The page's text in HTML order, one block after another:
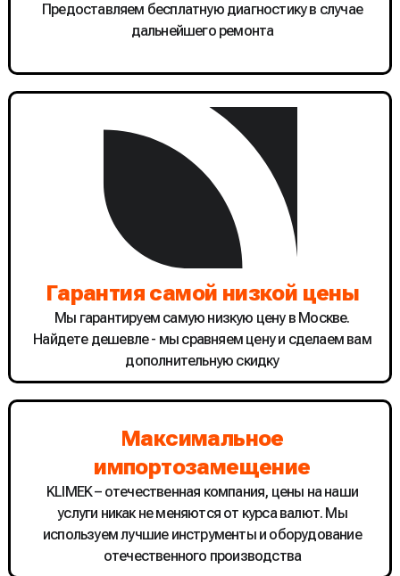
Предоставляем бесплатную диагностику в случае
дальнейшего ремонта
Гарантия самой низкой цены
Мы гарантируем самую низкую цену в Москве.
Найдете дешевле - мы сравняем цену и сделаем вам
дополнительную скидку
Максимальное
импортозамещение
KLIMEK – отечественная компания, цены на наши
услуги никак не меняются от курса валют. Мы
используем лучшие инструменты и оборудование
отечественного производства